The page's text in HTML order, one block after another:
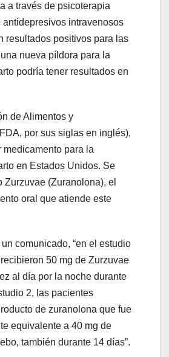
a través de psicoterapia
intravenosos
resultados positivos para las
nueva píldora para la
podría tener resultados en
de Alimentos y
por sus siglas en inglés),
medicamento para la
en Estados Unidos. Se
Zurzuvae (Zuranolona), el
oral que atiende este
comunicado, “en el estudio
50 mg de Zurzuvae
al día por la noche durante
2, las pacientes
de zuranolona que fue
equivalente a 40 mg de
también durante 14 días”.